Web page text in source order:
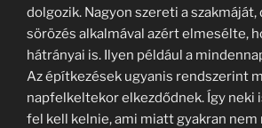
dolgozik. Nagyon szereti a
sörözés alkalmával azért elmesélte,
hátrányai is. Ilyen például a
Az építkezések ugyanis rendszerint
napfelkeltekor elkezdődnek. Így neki
fel kell kelnie, ami miatt gyakran nem